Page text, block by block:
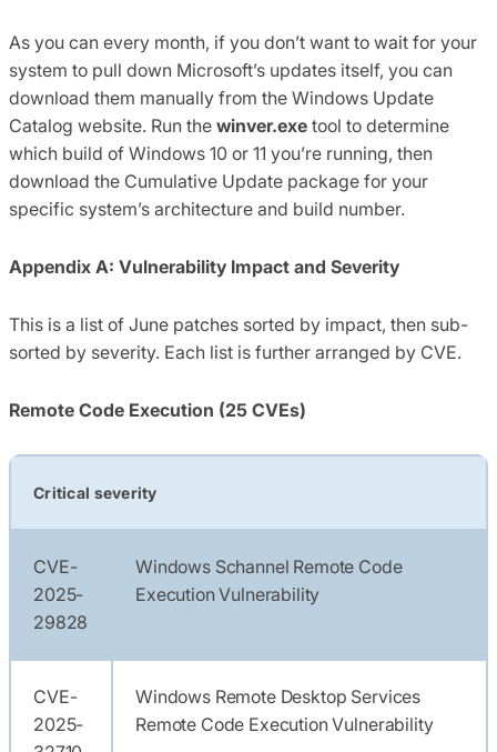
As you can every month, if you don’t want to wait for your
system to pull down Microsoft’s updates itself, you can
download them manually from the Windows Update
Catalog website. Run the winver.exe tool to determine
which build of Windows 10 or 11 you’re running, then
download the Cumulative Update package for your
specific system’s architecture and build number.
Appendix A: Vulnerability Impact and Severity
This is a list of June patches sorted by impact, then sub-
sorted by severity. Each list is further arranged by CVE.
Remote Code Execution (25 CVEs)
Critical severity
CVE-
2025-
29828
Windows Schannel Remote Code
Execution Vulnerability
CVE-
2025-
Windows Remote Desktop Services
Remote Code Execution Vulnerability